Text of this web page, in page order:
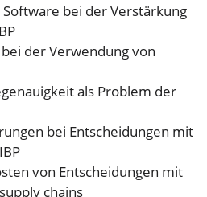
Software bei der Verstärkung
der Verwendung von
als Problem der
bei Entscheidungen mit
von Entscheidungen mit
chains